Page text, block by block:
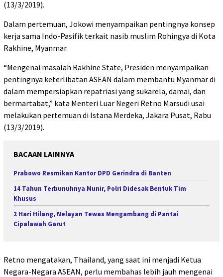
(13/3/2019).
Dalam pertemuan, Jokowi menyampaikan pentingnya konsep
kerja sama Indo-Pasifik terkait nasib muslim Rohingya di Kota
Rakhine, Myanmar.
“Mengenai masalah Rakhine State, Presiden menyampaikan
pentingnya keterlibatan ASEAN dalam membantu Myanmar di
dalam mempersiapkan repatriasi yang sukarela, damai, dan
bermartabat,” kata Menteri Luar Negeri Retno Marsudi usai
melakukan pertemuan di Istana Merdeka, Jakara Pusat, Rabu
(13/3/2019).
BACAAN LAINNYA
Prabowo Resmikan Kantor DPD Gerindra di Banten
14 Tahun Terbunuhnya Munir, Polri Didesak Bentuk Tim
Khusus
2 Hari Hilang, Nelayan Tewas Mengambang di Pantai
Cipalawah Garut
Retno mengatakan, Thailand, yang saat ini menjadi Ketua
Negara-Negara ASEAN, perlu membahas lebih jauh mengenai